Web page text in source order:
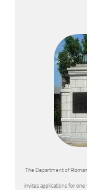
The Department of
invites applications for